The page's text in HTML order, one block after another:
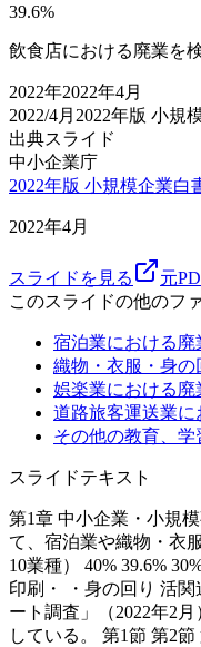
39.6%
飲食店における廃業を
2022年2022年4月
2022/4月 2022年版 小規
出典スライド
中小企業庁
2022年版 小規模企業白
2022年4月
スライドを見る
元
このスライドの他のフ
宿泊業における
織物・衣服・身
娯楽業における
道路旅客運送業
その他の教育、
スライドテキスト
第1章 中小企業・小規
て、宿泊業や織物・衣
10業種） 40% 39.6%
印刷・ ・身の回り 活
ート調査」（2022年2
している。 第1節 第2